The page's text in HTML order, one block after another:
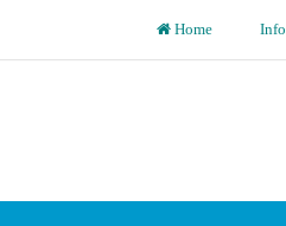
Home Info